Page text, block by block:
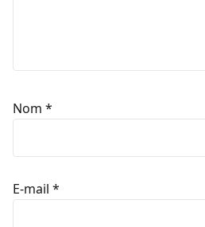
Nom *
E-mail *